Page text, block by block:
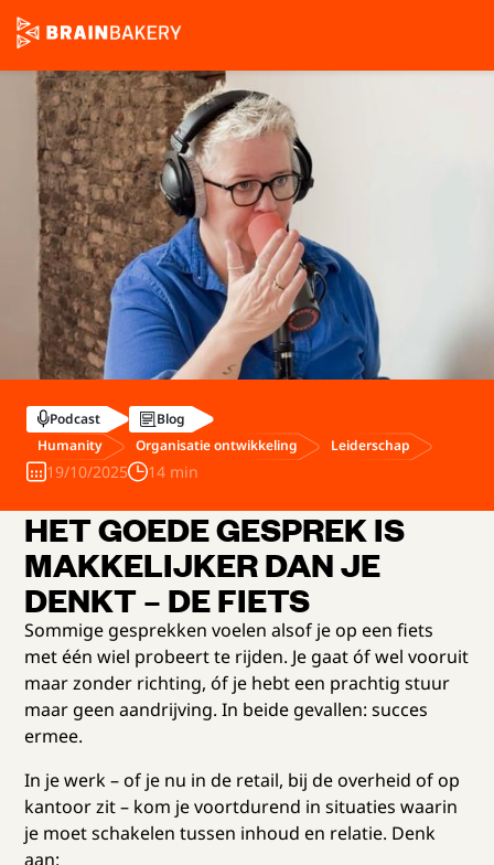
HET GOEDE GESPREK IS
MAKKELIJKER DAN JE
DENKT – DE FIETS
Sommige gesprekken voelen alsof je op een fiets
met één wiel probeert te rijden. Je gaat óf wel vooruit
maar zonder richting, óf je hebt een prachtig stuur
maar geen aandrijving. In beide gevallen: succes
ermee.
In je werk – of je nu in de retail, bij de overheid of op
kantoor zit – kom je voortdurend in situaties waarin
je moet schakelen tussen inhoud en relatie. Denk
aan:
Podcast
Blog
Humanity
Organisatie ontwikkeling Leiderschap
19/10/2025 14 min